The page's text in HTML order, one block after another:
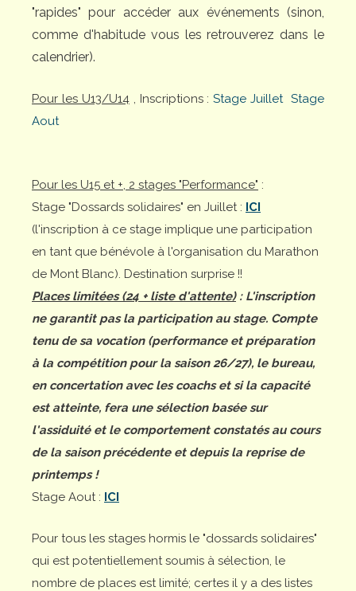
"rapides" pour accéder aux événements (sinon,
comme d'habitude vous les retrouverez dans le
calendrier).
Pour les U13/U14, Inscriptions :Stage Juillet Stage
Aout
Pour les U15 et +, 2 stages "Performance" :
Stage "Dossards solidaires" en Juillet : ICI
(l'inscription à ce stage implique une participation
en tant que bénévole à l'organisation du Marathon
de Mont Blanc). Destination surprise !!
Places limitées (24 + liste d'attente): L'inscription
ne garantit pas la participation au stage. Compte
tenu de sa vocation (performance et préparation
à la compétition pour la saison 26/27), le bureau,
en concertation avec les coachs et si la capacité
est atteinte, fera une sélection basée sur
l'assiduité et le comportement constatés au cours
de la saison précédente et depuis la reprise de
printemps !
Stage Aout : ICI
Pour tous les stages hormis le "dossards solidaires"
qui est potentiellement soumis à sélection, le
nombre de places est limité; certes il y a des listes